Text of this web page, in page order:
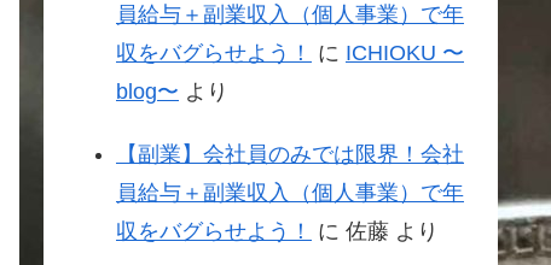
員給与＋副業収入（個人事業）で年
収をバグらせよう！
に ICHIOKU 〜
blog〜 より
【副業】会社員のみでは限界！会社
員給与＋副業収入（個人事業）で年
収をバグらせよう！
に 佐藤 より